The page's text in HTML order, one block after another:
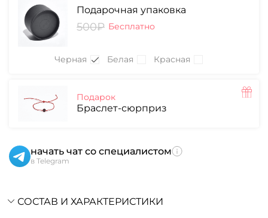
Подарочная упаковка
500₽ Бесплатно
Черная Белая Красная
Подарок
Браслет-сюрприз
начать чат со специалистом
в Telegram
СОСТАВ И ХАРАКТЕРИСТИКИ